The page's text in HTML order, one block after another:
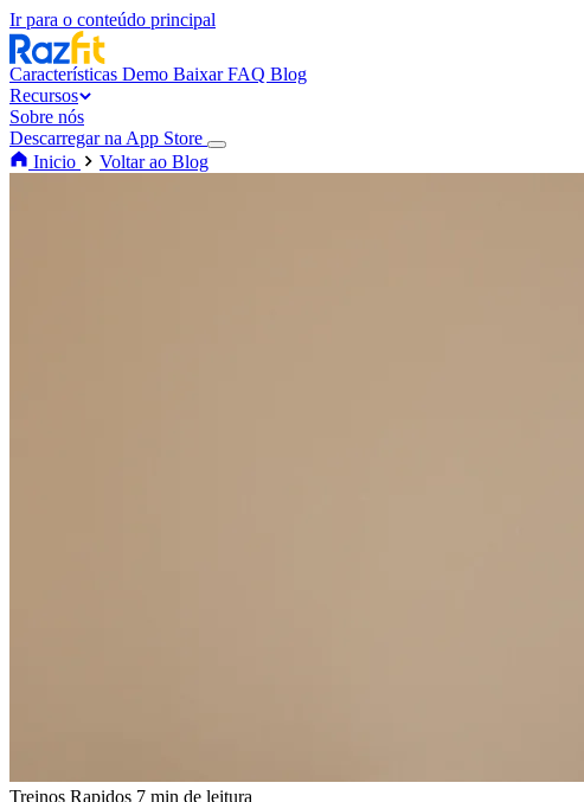
Ir para o conteúdo principal
Características Demo BaixarFAQ Blog
Recursos
Sobre nós
Descarregar na App Store
Inicio
Voltar ao Blog
Treinos Rapidos 7 min de leitura